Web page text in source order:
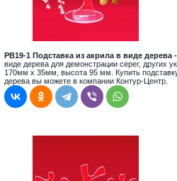
PB19-1 Подставка из акрила в виде дерева
виде дерева для демонстрации серег, других
170мм х 35мм, высота 95 мм. Купить
дерева вы можете в компании Контур-Центр.